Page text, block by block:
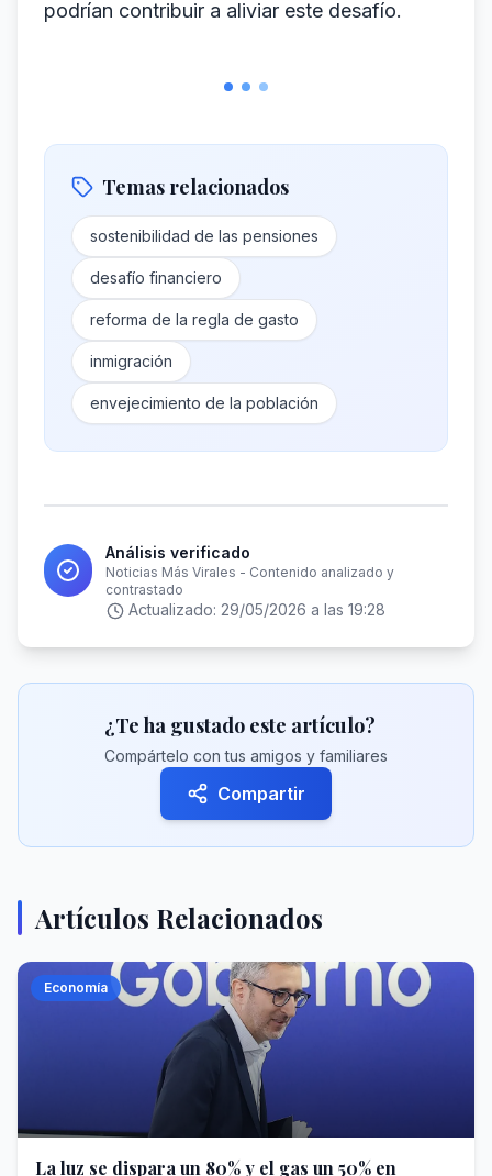
podrían contribuir a aliviar este desafío.
Temas relacionados
sostenibilidad de las pensiones
desafío financiero
reforma de la regla de gasto
inmigración
envejecimiento de la población
Análisis verificado
Noticias Más Virales - Contenido analizado y
contrastado
Actualizado: 29/05/2026 a las 19:28
¿Te ha gustado este artículo?
Compártelo con tus amigos y familiares
Compartir
Artículos Relacionados
Economía
La luz se dispara un 80% y el gas un 50% en